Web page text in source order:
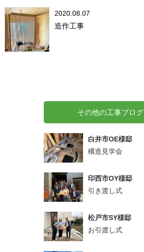
2020.08.07
造作工事
その他の工事ブログ
白井市OE様邸
構造見学会
印西市OY様邸
引き渡し式
松戸市SY様邸
お引渡し式